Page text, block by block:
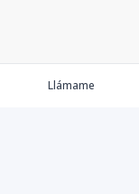
Llámame